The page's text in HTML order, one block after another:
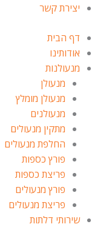
יצירת קשר
דף הבית
אודותינו
מנעולנות
מנעולן
מנעולן מומלץ
מנעולנים
מתקין מנעולים
החלפת מנעולים
פורץ כספות
פריצת כספות
פורץ מנעולים
פריצת מנעולים
שירותי דלתות